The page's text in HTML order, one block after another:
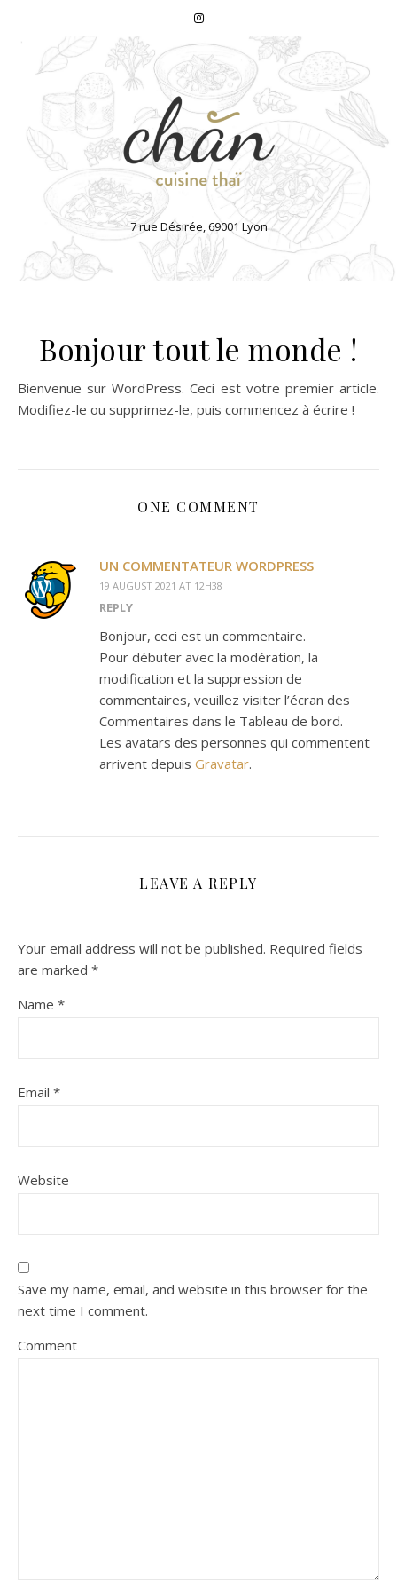
7 rue Désirée, 69001 Lyon
Bonjour tout le monde !
Bienvenue sur WordPress. Ceci est votre premier article.
Modifiez-le ou supprimez-le, puis commencez à écrire !
ONE COMMENT
UN COMMENTATEUR WORDPRESS
19 AUGUST 2021 AT 12H38
REPLY
Bonjour, ceci est un commentaire.
Pour débuter avec la modération, la
modification et la suppression de
commentaires, veuillez visiter l’écran des
Commentaires dans le Tableau de bord.
Les avatars des personnes qui commentent
arrivent depuis Gravatar.
LEAVE A REPLY
Your email address will not be published. Required fields
are marked *
Name *
Email *
Website
Save my name, email, and website in this browser for the
next time I comment.
Comment